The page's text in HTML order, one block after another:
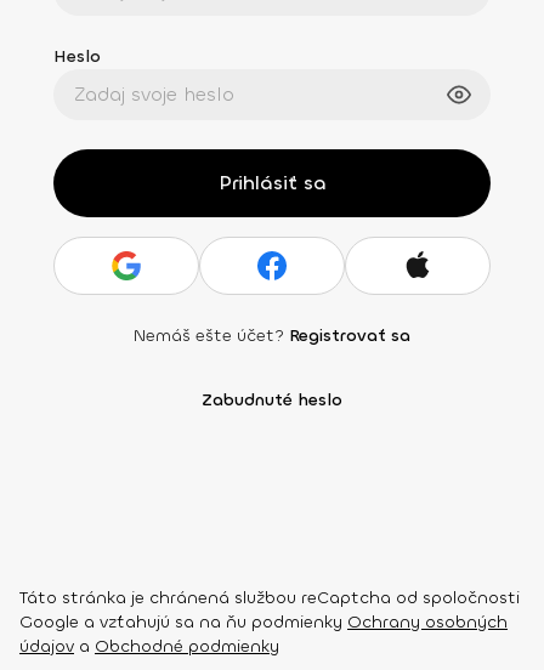
Heslo
Prihlásiť sa
Nemáš ešte účet? Registrovať sa
Zabudnuté heslo
Táto stránka je chránená službou reCaptcha od spoločnosti
Google a vzťahujú sa na ňu podmienky Ochrany osobných
údajov a Obchodné podmienky